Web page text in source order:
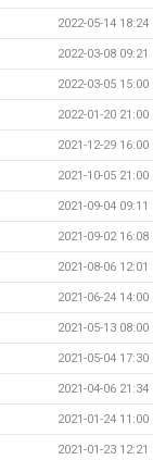
2022-05-14 18:24
2022-03-08 09:21
2022-03-05 15:00
2022-01-20 21:00
2021-12-29 16:00
2021-10-05 21:00
2021-09-04 09:11
2021-09-02 16:08
2021-08-06 12:01
2021-06-24 14:00
2021-05-13 08:00
2021-05-04 17:30
2021-04-06 21:34
2021-01-24 11:00
2021-01-23 12:21